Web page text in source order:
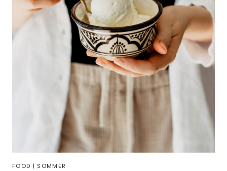
FOOD | SOMMER